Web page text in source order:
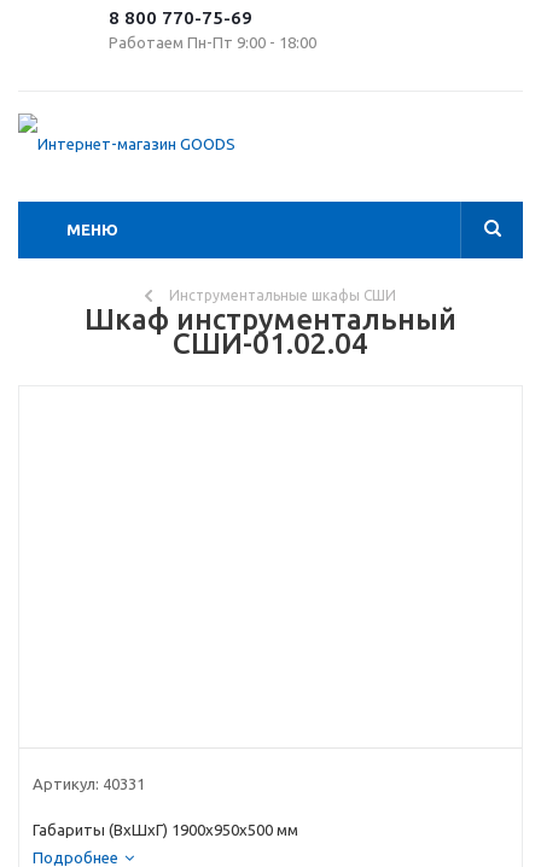
8 800 770-75-69
Работаем Пн-Пт 9:00 - 18:00
МЕНЮ
Инструментальные шкафы СШИ
Шкаф инструментальный
СШИ-01.02.04
Артикул: 40331
Габариты (ВxШxГ) 1900x950x500 мм
Подробнее